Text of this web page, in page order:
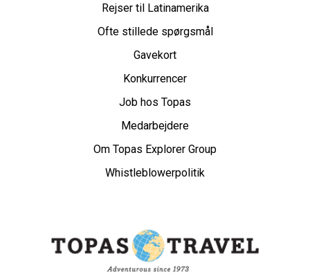
Rejser til Latinamerika
Ofte stillede spørgsmål
Gavekort
Konkurrencer
Job hos Topas
Medarbejdere
Om Topas Explorer Group
Whistleblowerpolitik